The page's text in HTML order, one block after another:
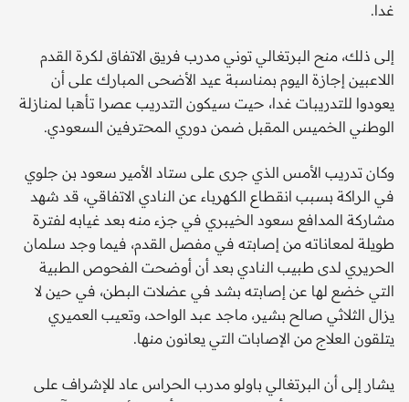
غدا.
إلى ذلك، منح البرتغالي توني مدرب فريق الاتفاق لكرة القدم
اللاعبين إجازة اليوم بمناسبة عيد الأضحى المبارك على أن
يعودوا للتدريبات غدا، حيت سيكون التدريب عصرا تأهبا لمنازلة
الوطني الخميس المقبل ضمن دوري المحترفين السعودي.
وكان تدريب الأمس الذي جرى على ستاد الأمير سعود بن جلوي
في الراكة بسبب انقطاع الكهرباء عن النادي الاتفاقي، قد شهد
مشاركة المدافع سعود الخيبري في جزء منه بعد غيابه لفترة
طويلة لمعاناته من إصابته في مفصل القدم، فيما وجد سلمان
الحريري لدى طبيب النادي بعد أن أوضحت الفحوص الطبية
التي خضع لها عن إصابته بشد في عضلات البطن، في حين لا
يزال الثلاثي صالح بشير، ماجد عبد الواحد، وتعيب العميري
يتلقون العلاج من الإصابات التي يعانون منها.
يشار إلى أن البرتغالي باولو مدرب الحراس عاد للإشراف على